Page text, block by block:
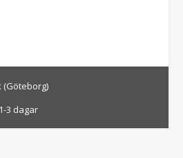
(Göteborg)
1-3 dagar